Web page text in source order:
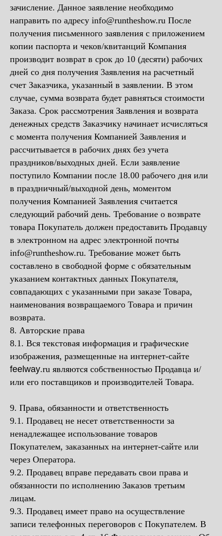
зачисление. Данное заявление необходимо
направить по адресу info@runtheshow.ru После
получения письменного заявления с приложением
копии паспорта и чеков/квитанций Компания
производит возврат в срок до 10 (десяти) рабочих
дней со дня получения 3аявления на расчетный
счет Заказчика, указанный в заявлении. В этом
случае, сумма возврата будет равняться стоимости
Заказа. Срок рассмотрения Заявления и возврата
денежных средств Заказчику начинает исчисляться
с момента получения Компанией Заявления и
рассчитывается в рабочих днях без учета
праздников/выходных дней. Если заявление
поступило Компании после 18.00 рабочего дня или
в праздничный/выходной день, моментом
получения Компанией Заявления считается
следующий рабочий день. Требование о возврате
товара Покупатель должен предоставить Продавцу
в электронном на адрес электронной почты
info@runtheshow.ru. Требование может быть
составлено в свободной форме с обязательным
указанием контактных данных Покупателя,
совпадающих с указанными при заказе Товара,
наименования возвращаемого Товара и причин
возврата.
8. Авторские права
8.1. Вся текстовая информация и графические
изображения, размещенные на интернет-сайте
feelway.ru являются собственностью Продавца и/
или его поставщиков и производителей Товара.
9. Права, обязанности и ответственность
9.1. Продавец не несет ответственности за
ненадлежащее использование товаров
Покупателем, заказанных на интернет-сайте или
через Оператора.
9.2. Продавец вправе передавать свои права и
обязанности по исполнению Заказов третьим
лицам.
9.3. Продавец имеет право на осуществление
записи телефонных переговоров с Покупателем. В